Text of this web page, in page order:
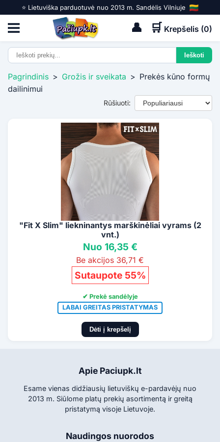
⭐️ Lietuviška parduotuvė nuo 2013 m. Sandėlis Vilniuje
👤 🛒 Krepšelis (0)
Pagrindinis > Grožis ir sveikata > Prekės kūno formų
dailinimui
Rūšiuoti:
"Fit X Slim" liekninantys marškinėliai vyrams (2
vnt.)
Nuo 16,35 €
Be akcijos 36,71 €
Sutaupote 55%
✔ Prekė sandėlyje
LABAI GREITAS PRISTATYMAS
Dėti į krepšelį
Apie Paciupk.lt
Esame vienas didžiausių lietuviškų e-pardavėjų nuo
2013 m. Siūlome platų prekių asortimentą ir greitą
pristatymą visoje Lietuvoje.
Naudingos nuorodos